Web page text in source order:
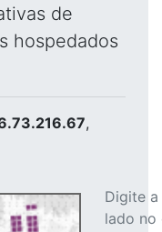
de
hospedados
,
Digite
lado no